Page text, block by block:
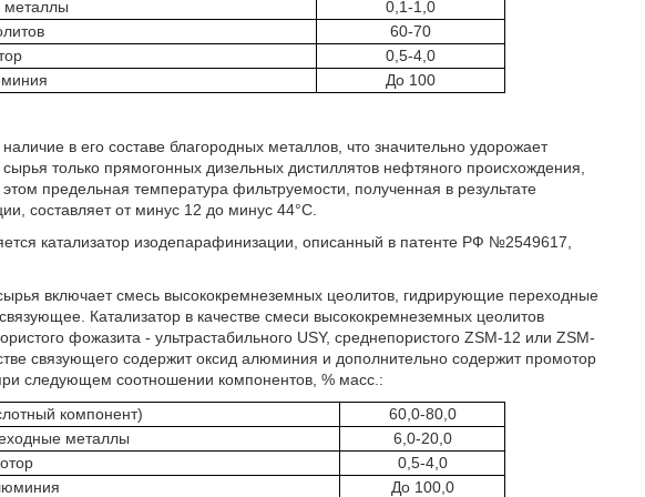
металлы
0,1-1,0
60-70
0,5-4,0
До 100
в его составе благородных металлов, что значительно удорожает
сырья только прямогонных дизельных дистиллятов нефтяного происхождения,
предельная температура фильтруемости, полученная в результате
составляет от минус 12 до минус 44°С.
катализатор изодепарафинизации, описанный в патенте РФ №2549617,
включает смесь высококремнеземных цеолитов, гидрирующие переходные
Катализатор в качестве смеси высококремнеземных цеолитов
фожазита - ультрастабильного USY, среднепористого ZSM-12 или ZSM-
связующего содержит оксид алюминия и дополнительно содержит промотор
следующем соотношении компонентов, % масс.:
компонент)
60,0-80,0
металлы
6,0-20,0
0,5-4,0
До 100,0